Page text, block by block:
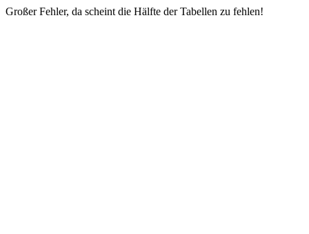
Großer Fehler, da scheint die Hälfte der Tabellen zu fehlen!